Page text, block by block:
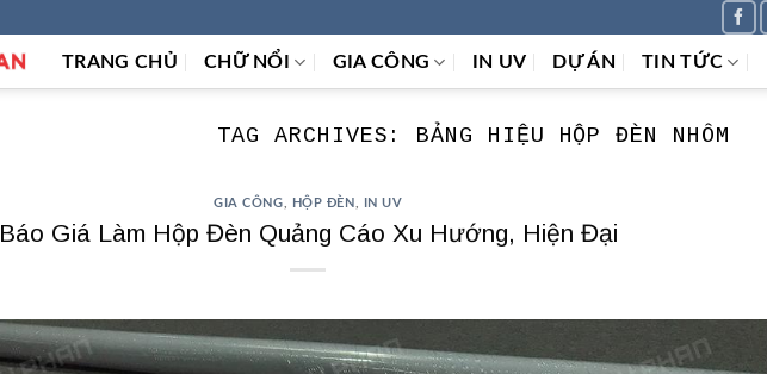
TRANG CHỦ CHỮ NỔI GIA CÔNG IN UV DỰ ÁN TIN TỨC
TAG ARCHIVES: BẢNG HIỆU HỘP ĐÈN NHÔM
GIA CÔNG, HỘP ĐÈN, IN UV
Báo Giá Làm Hộp Đèn Quảng Cáo Xu Hướng, Hiện Đại